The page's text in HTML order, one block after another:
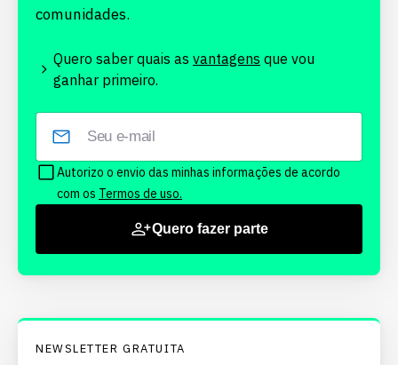
comunidades.
Quero saber quais as vantagens que vou
ganhar primeiro.
Autorizo o envio das minhas informações de acordo
com os Termos de uso.
Quero fazer parte
NEWSLETTER GRATUITA